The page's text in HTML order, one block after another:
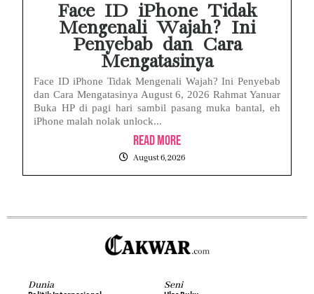
Face ID iPhone Tidak
Mengenali Wajah? Ini
Penyebab dan Cara
Mengatasinya
Face ID iPhone Tidak Mengenali Wajah? Ini Penyebab
dan Cara Mengatasinya August 6, 2026 Rahmat Yanuar
Buka HP di pagi hari sambil pasang muka bantal, eh
iPhone malah nolak unlock...
Read More
August 6, 2026
Dunia Seni